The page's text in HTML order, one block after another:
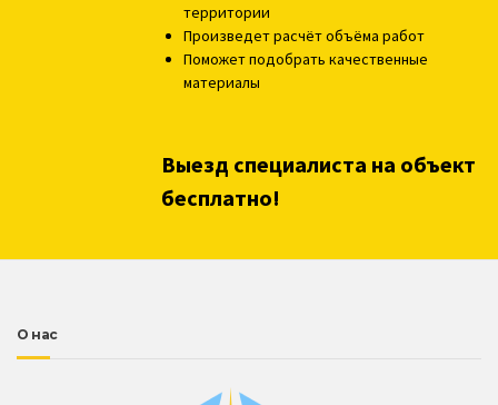
территории
Произведет расчёт объёма работ
Поможет подобрать качественные
материалы
Выезд специалиста на объект
бесплатно!
О нас